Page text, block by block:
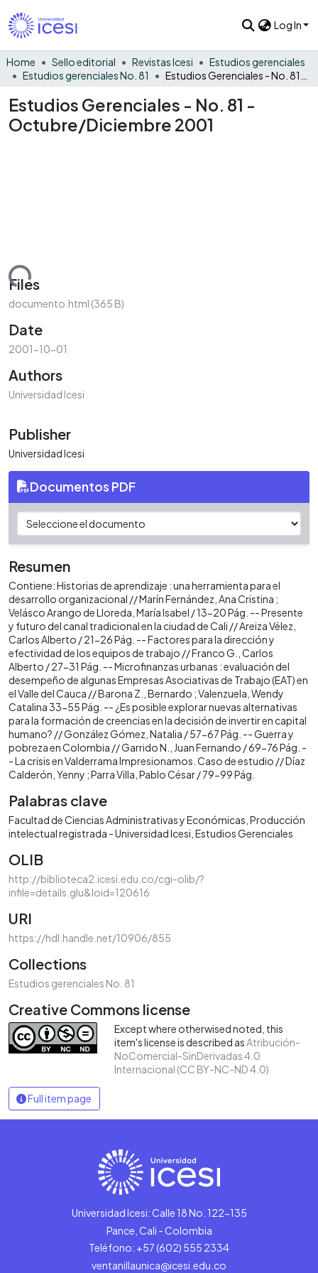
Log In
Home Sello editorial Revistas Icesi
Estudios gerenciales
Estudios gerenciales No. 81
Estudios Gerenciales - No. 81 -
Octubre/Diciembre 2001
Files
documento.html (365 B)
Date
2001-10-01
Authors
Universidad Icesi
Publisher
Universidad Icesi
Documentos PDF
Resumen
Contiene: Historias de aprendizaje : una herramienta para el
desarrollo organizacional // Marín Fernández, Ana Cristina ;
Velásco Arango de Lloreda, María Isabel / 13-20 Pág. -- Presente
y futuro del canal tradicional en la ciudad de Cali // Areiza Vélez,
Carlos Alberto / 21-26 Pág. -- Factores para la dirección y
efectividad de los equipos de trabajo // Franco G., Carlos
Alberto / 27-31 Pág. -- Microfinanzas urbanas : evaluación del
desempeño de algunas Empresas Asociativas de Trabajo (EAT) en
el Valle del Cauca // Barona Z., Bernardo ; Valenzuela, Wendy
Catalina 33-55 Pág. -- ¿Es posible explorar nuevas alternativas
para la formación de creencias en la decisión de invertir en capital
humano? // González Gómez, Natalia / 57-67 Pág. -- Guerra y
pobreza en Colombia // Garrido N., Juan Fernando / 69-76 Pág. -
- La crisis en Valderrama Impresionamos. Caso de estudio // Díaz
Calderón, Yenny ; Parra Villa, Pablo César / 79-99 Pág.
Palabras clave
Facultad de Ciencias Administrativas y Económicas Producción
intelectual registrada - Universidad Icesi Estudios Gerenciales
OLIB
http://biblioteca2.icesi.edu.co/cgi-olib/?
infile=details.glu&loid=120616
URI
https://hdl.handle.net/10906/855
Collections
Estudios gerenciales No. 81
Creative Commons license
Except where otherwised noted, this
item's license is described asAtribución-
NoComercial-SinDerivadas 4.0
Internacional (CC BY-NC-ND 4.0)
Full item page
Universidad Icesi: Calle 18 No. 122-135
Pance, Cali - Colombia
Teléfono: +57 (602) 555 2334
ventanillaunica@icesi.edu.co